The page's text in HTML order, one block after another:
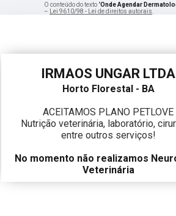
O conteúdo do texto "Onde Agendar
–
Lei 9610/98 - Lei de direitos autorais
IRMAOS UNGAR LTDA
Horto Florestal - BA
ACEITAMOS PLANO PETLOVE
Nutrição veterinária, laboratório,
entre outros serviços!
No momento não realizamos
Veterinária